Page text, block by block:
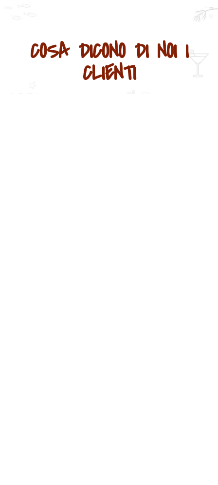
COSA DICONO DI NOI I
CLIENTI